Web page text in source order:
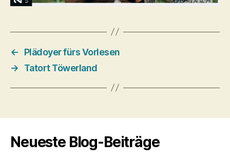
←
Plädoyer fürs Vorlesen
→
Tatort Töwerland
Neueste Blog-Beiträge